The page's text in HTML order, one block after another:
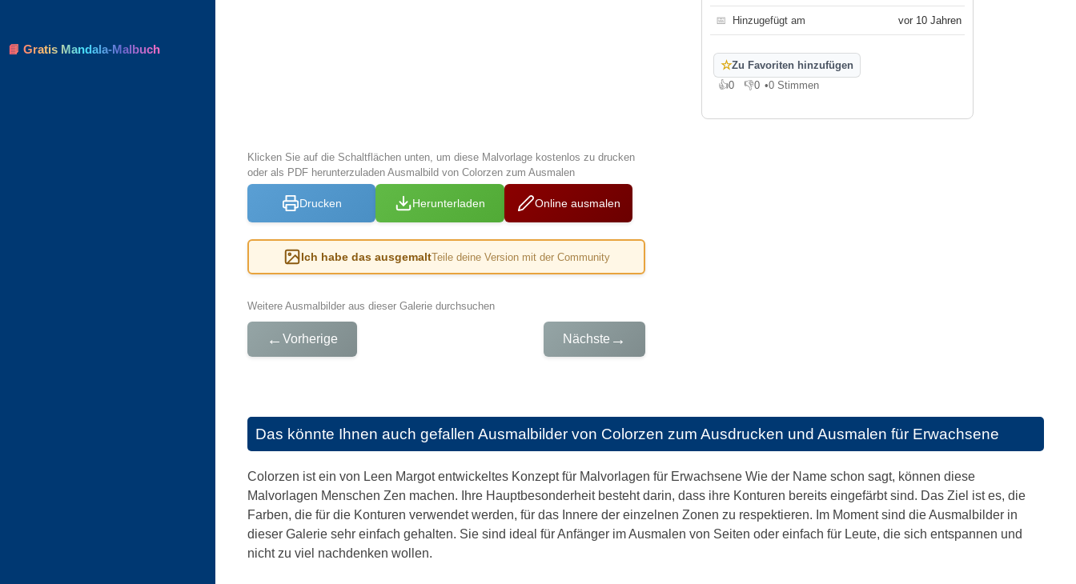
Klicken Sie auf die Schaltflächen unten, um diese Malvorlage kostenlos zu drucken
oder als PDF herunterzuladen Ausmalbild von Colorzen zum Ausmalen
Drucken Herunterladen Online ausmalen
Ich habe das ausgemaltTeile deine Version mit der Community
Weitere Ausmalbilder aus dieser Galerie durchsuchen
← Vorherige Nächste →
📅 Hinzugefügt am vor 10 Jahren
☆Zu Favoriten hinzufügen
👍0
Gefällt mir
👎0
Gefällt mir nicht
•0 Stimmen
Das könnte Ihnen auch gefallen Ausmalbilder von Colorzen zum Ausdrucken und Ausmalen für Erwachsene
Colorzen ist ein von Leen Margot entwickeltes Konzept für Malvorlagen für Erwachsene Wie der Name schon sagt, können diese
Malvorlagen Menschen Zen machen. Ihre Hauptbesonderheit besteht darin, dass ihre Konturen bereits eingefärbt sind. Das Ziel ist es, die
Farben, die für die Konturen verwendet werden, für das Innere der einzelnen Zonen zu respektieren. Im Moment sind die Ausmalbilder in
dieser Galerie sehr einfach gehalten. Sie sind ideal für Anfänger im Ausmalen von Seiten oder einfach für Leute, die sich entspannen und
nicht zu viel nachdenken wollen.
📘 Gratis Mandala-Malbuch